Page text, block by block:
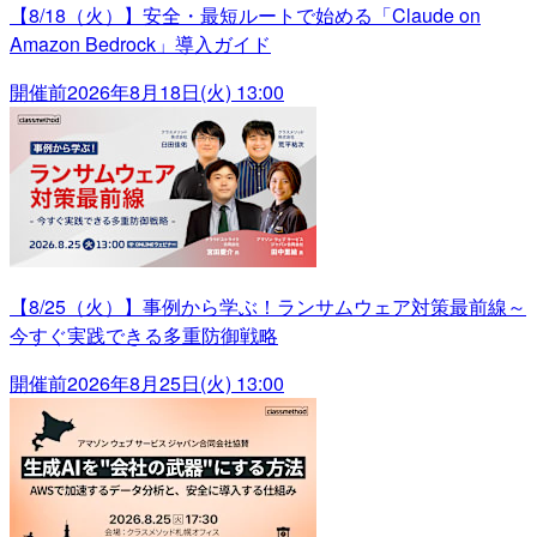
【8/18（火）】安全・最短ルートで始める「Claude on
Amazon Bedrock」導入ガイド
開催前2026年8月18日(火) 13:00
【8/25（火）】事例から学ぶ！ランサムウェア対策最前線～
今すぐ実践できる多重防御戦略
開催前2026年8月25日(火) 13:00